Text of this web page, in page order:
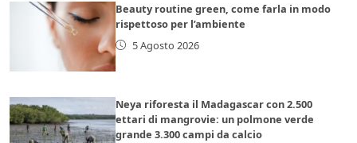
Beauty routine green, come farla in modo
rispettoso per l’ambiente
5 Agosto 2026
Neya riforesta il Madagascar con 2.500
ettari di mangrovie: un polmone verde
grande 3.300 campi da calcio